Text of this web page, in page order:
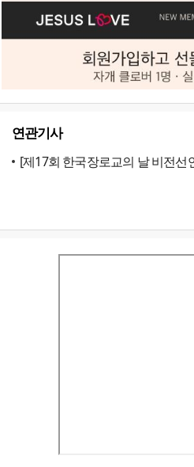
연관기사
[제17회 한국장로교의 날 비전선